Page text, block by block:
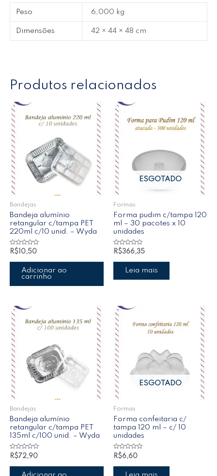
Peso 6,000 kg
Dimensões 42 × 44 × 48 cm
Produtos relacionados
Bandejas
Bandeja alumínio
retangular c/tampa PET
220ml c/10 unid. – Wyda
Avaliação
de
R$ 10,50
Adicionar ao
carrinho
ESGOTADO
Formas
Forma pudim c/tampa 120
ml – 30 pacotes x 10
unidades
Avaliação
de
R$366,35
Leia mais
Bandejas
Bandeja alumínio
retangular c/tampa PET
135ml c/100 unid. – Wyda
Avaliação
0
de
R$72,90
ESGOTADO
Formas
Forma confeitaria c/
tampa 120 ml – c/ 10
unidades
Avaliação
0
de
R$6,60